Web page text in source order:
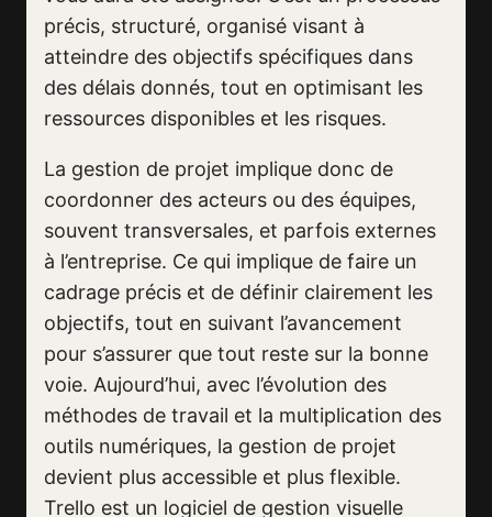
précis, structuré, organisé visant à
atteindre des objectifs spécifiques dans
des délais donnés, tout en optimisant les
ressources disponibles et les risques.
La gestion de projet implique donc de
coordonner des acteurs ou des équipes,
souvent transversales, et parfois externes
à l’entreprise. Ce qui implique de faire un
cadrage précis et de définir clairement les
objectifs, tout en suivant l’avancement
pour s’assurer que tout reste sur la bonne
voie. Aujourd’hui, avec l’évolution des
méthodes de travail et la multiplication des
outils numériques, la gestion de projet
devient plus accessible et plus flexible.
Trello est un logiciel de gestion visuelle